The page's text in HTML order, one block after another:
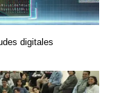
digitales